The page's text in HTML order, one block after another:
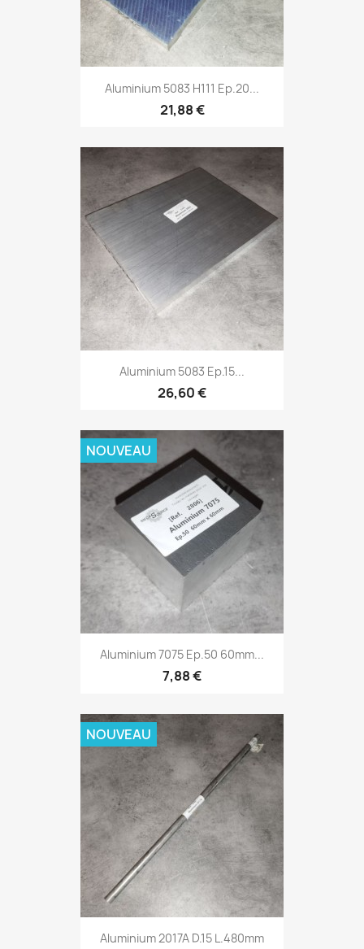
Aluminium 5083 H111 Ep.20...
21,88 €
Aluminium 5083 Ep.15...
26,60 €
Aluminium 7075 Ep.50 60mm...
7,88 €
NOUVEAU
Aluminium 2017A D.15 L.480mm
NOUVEAU